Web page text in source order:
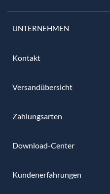
UNTERNEHMEN
Kontakt
Versandübersicht
Zahlungsarten
Download-Center
Kundenerfahrungen